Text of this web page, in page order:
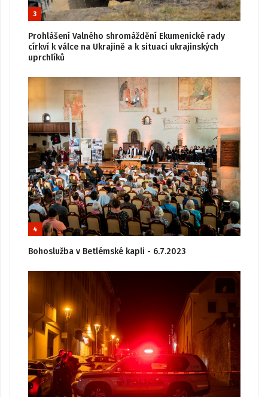
3
Prohlášení Valného shromáždění Ekumenické rady
církví k válce na Ukrajině a k situaci ukrajinských
uprchlíků
4
Bohoslužba v Betlémské kapli - 6.7.2023